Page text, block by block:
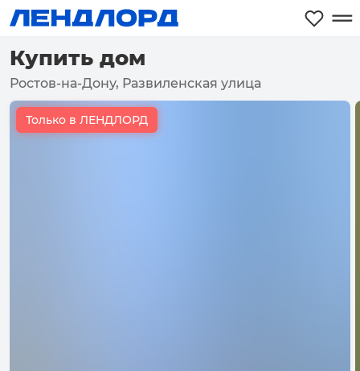
Купить дом
Ростов-на-Дону, Развиленская улица
Только в ЛЕНДЛОРД